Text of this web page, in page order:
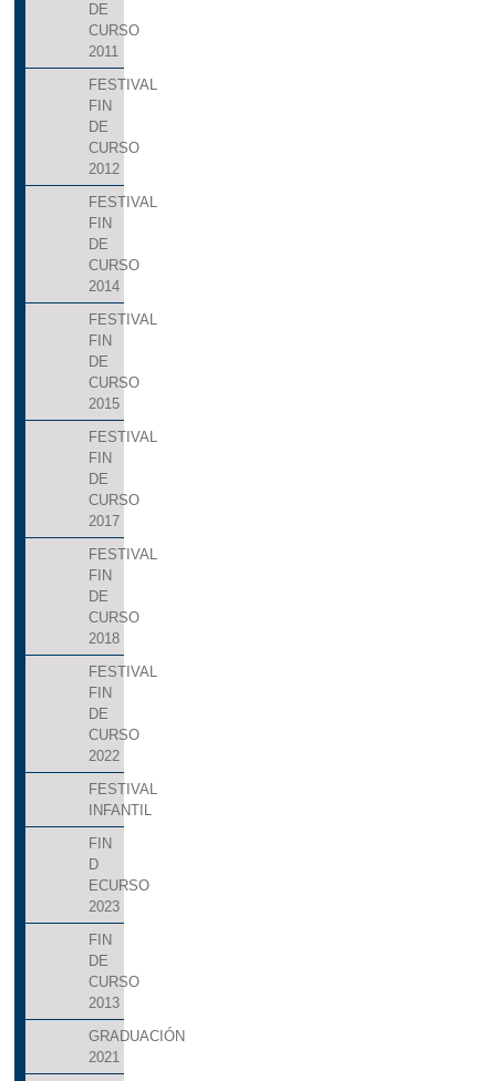
DE
CURSO
2011
FESTIVAL
FIN
DE
CURSO
2012
FESTIVAL
FIN
DE
CURSO
2014
FESTIVAL
FIN
DE
CURSO
2015
FESTIVAL
FIN
DE
CURSO
2017
FESTIVAL
FIN
DE
CURSO
2018
FESTIVAL
FIN
DE
CURSO
2022
FESTIVAL
INFANTIL
FIN
D
ECURSO
2023
FIN
DE
CURSO
2013
GRADUACIÓN
2021